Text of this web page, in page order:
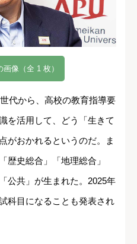
画像（全 1 枚）
代から、高校の教育指導要
を活用して、どう「生きて
がおかれるというのだ。ま
歴史総合」「地理総合」
公共」が生まれた。2025年
科目になることも発表され